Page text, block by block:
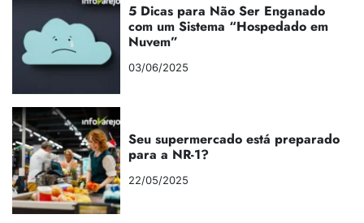
5 Dicas para Não Ser Enganado
com um Sistema “Hospedado em
Nuvem”
03/06/2025
Seu supermercado está preparado
para a NR-1?
22/05/2025